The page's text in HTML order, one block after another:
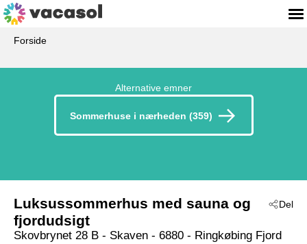
Forside
Alternative emner
Sommerhuse i nærheden (359)
Del
Luksussommerhus med sauna og
fjordudsigt
Skovbrynet 28 B - Skaven - 6880 - Ringkøbing Fjord